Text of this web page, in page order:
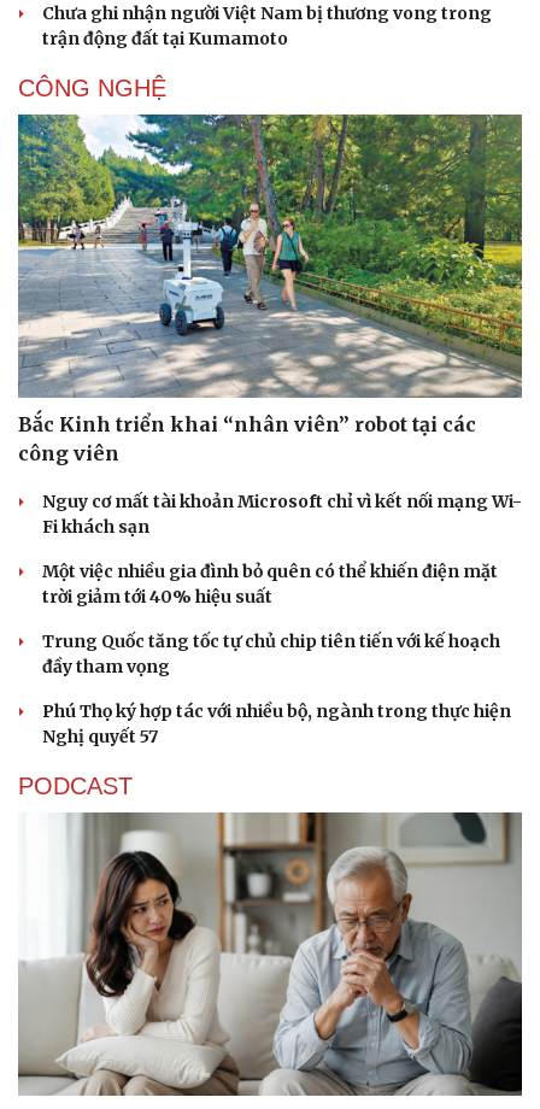
Sức khỏe
Dinh dưỡng - món ngon
Cây thuốc
Sản phụ khoa
Nhi khoa
Nam khoa
Làm đẹp - giảm cân
Phòng mạch online
Ăn sạch sống khỏe
Đời sống
Nhà đẹp
Blog
Tình yêu - Gia đình
Chưa ghi nhận người Việt Nam bị thương vong trong
trận động đất tại Kumamoto
CÔNG NGHỆ
Bắc Kinh triển khai “nhân viên” robot tại các
công viên
Nguy cơ mất tài khoản Microsoft chỉ vì kết nối mạng Wi-
Fi khách sạn
Một việc nhiều gia đình bỏ quên có thể khiến điện mặt
trời giảm tới 40% hiệu suất
Trung Quốc tăng tốc tự chủ chip tiên tiến với kế hoạch
đầy tham vọng
Phú Thọ ký hợp tác với nhiều bộ, ngành trong thực hiện
Nghị quyết 57
PODCAST